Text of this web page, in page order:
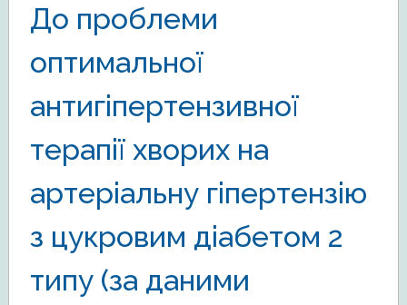
До проблеми
оптимальної
антигіпертензивної
терапії хворих на
артеріальну гіпертензію
з цукровим діабетом 2
типу (за даними